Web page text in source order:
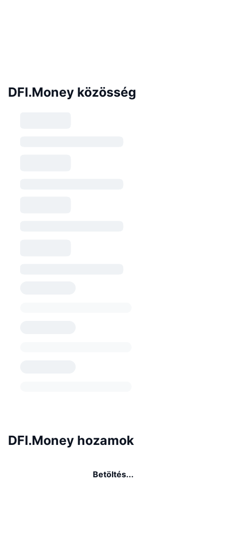
DFI.Money közösség
DFI.Money hozamok
Betöltés...